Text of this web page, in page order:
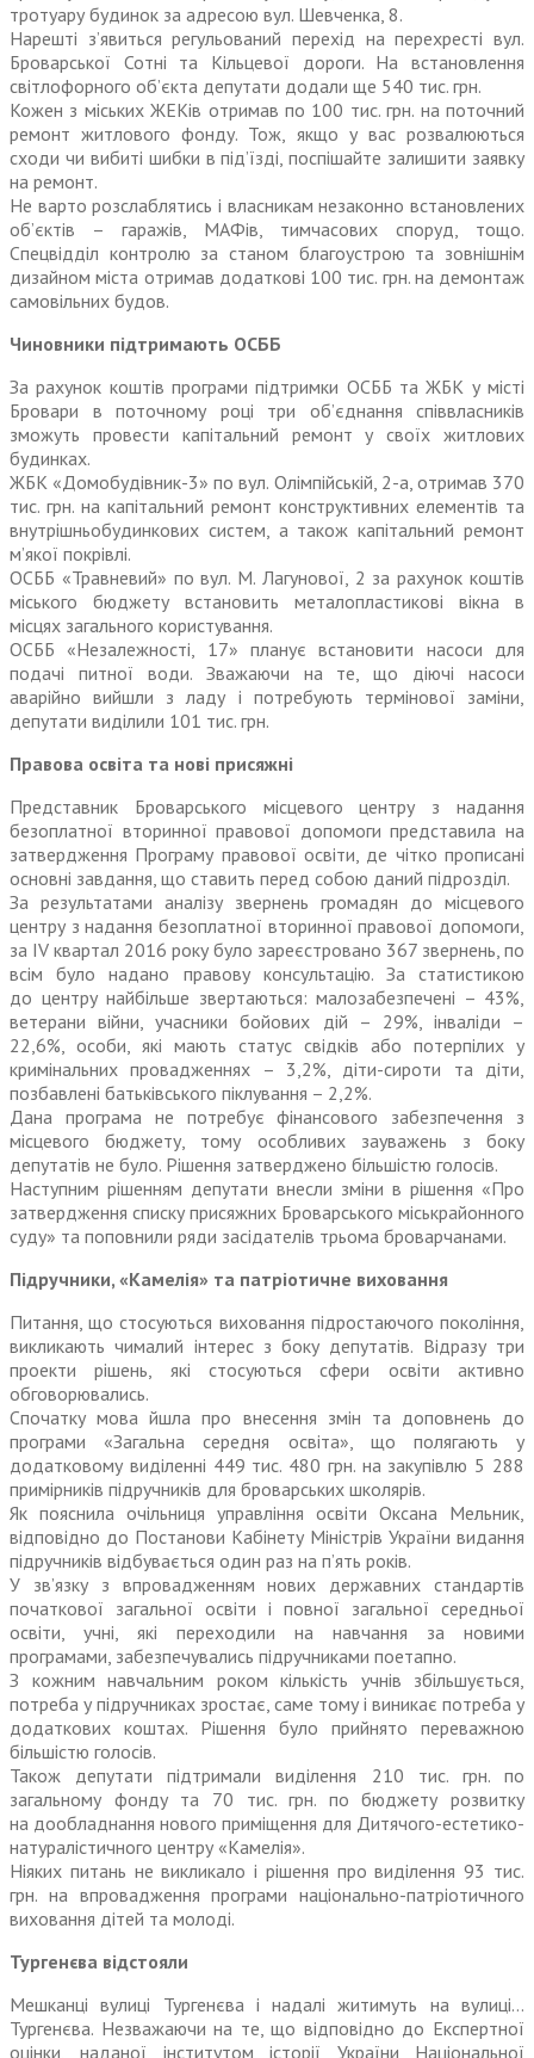
тротуару будинок за адресою вул. Шевченка, 8.
Нарешті з’явиться регульований перехід на перехресті вул.
Броварської Сотні та Кільцевої дороги. На встановлення
світлофорного об’єкта депутати додали ще 540 тис. грн.
Кожен з міських ЖЕКів отримав по 100 тис. грн. на поточний
ремонт житлового фонду. Тож, якщо у вас розвалюються
сходи чи вибиті шибки в під’їзді, поспішайте залишити заявку
на ремонт.
Не варто розслаблятись і власникам незаконно встановлених
об’єктів – гаражів, МАФів, тимчасових споруд, тощо.
Спецвідділ контролю за станом благоустрою та зов­нішнім
дизайном міста отримав додаткові 100 тис. грн. на демонтаж
самовільних будов.
Чиновники підтримають ОСББ
За рахунок коштів програми підтримки ОСББ та ЖБК у місті
Бровари в поточному році три об’єднання співвласників
зможуть провести капітальний ремонт у своїх житлових
будинках.
ЖБК «Домобудівник-3» по вул. Олімпійсь­кій, 2-а, отримав 370
тис. грн. на капітальний ремонт конструктивних елементів та
внутрішньобудинкових систем, а також капітальний ремонт
м’якої покрівлі.
ОСББ «Травневий» по вул. М. Лагунової, 2 за рахунок коштів
міського бюджету встановить металопластикові вікна в
місцях загального користування.
ОСББ «Незалежності, 17» планує встановити насоси для
подачі питної води. Зважаючи на те, що діючі насоси
аварійно вийш­ли з ладу і потребують термінової заміни,
депутати виділили 101 тис. грн.
Правова освіта та нові присяжні
Представник Броварського місцевого центру з надання
безоплатної вторинної правової допомоги представила на
затвердження Програму правової освіти, де чітко прописані
основні завдання, що ставить перед собою даний підрозділ.
За результатами аналізу звернень громадян до місцевого
центру з надання безоплатної вторинної правової допомоги,
за ІV квартал 2016 року було зареєстровано 367 звернень, по
всім було надано правову консультацію. За статистикою
до цент­ру найбільше звертаються: мало­забезпечені – 43%,
ветерани війни, учасники бойових дій – 29%, інваліди –
22,6%, особи, які мають статус свідків або потерпілих у
кримінальних провадженнях – 3,2%, діти-сироти та діти,
позбавлені батьківського піклування – 2,2%.
Дана програма не потребує фінансового забезпечення з
місцевого бюджету, тому особливих зауважень з боку
депутатів не було. Рішення затверджено більшістю голосів.
Наступним рішенням депутати внесли зміни в рішення «Про
затвердження списку присяжних Броварського міськрайонного
суду» та поповнили ряди засідателів трьома броварчанами.
Підручники, «Камелія» та патріотичне виховання
Питання, що стосуються виховання підростаючого покоління,
викликають чималий інтерес з боку депутатів. Відразу три
проекти рішень, які стосуються сфери освіти активно
обговорювались.
Спочатку мова йшла про внесення змін та доповнень до
програми «Загальна середня освіта», що полягають у
додатковому виділенні 449 тис. 480 грн. на закупівлю 5 288
примірників підручників для броварських школярів.
Як пояснила очільниця управління освіти Оксана Мельник,
відповідно до Постанови Кабінету Міністрів України видання
підручників відбувається один раз на п’ять років.
У зв’язку з впровадженням нових державних стандартів
початкової загальної освіти і повної загальної середньої
освіти, учні, які переходили на навчання за новими
програмами, забезпечувались підручниками поетапно.
З кожним навчальним роком кількість учнів збільшується,
потреба у підручниках зростає, саме тому і виникає потреба у
додаткових коштах. Рішення було прийнято переважною
більшістю голосів.
Також депутати підтримали виділення 210 тис. грн. по
загальному фонду та 70 тис. грн. по бюджету розвитку
на дообладнання нового приміщення для Дитячого-естетико-
натуралістичного цент­ру «Камелія».
Ніяких питань не викликало і рішення про виділення 93 тис.
грн. на впровадження програми національно-патріотичного
виховання дітей та молоді.
Тургенєва відстояли
Мешканці вулиці Тургенєва і надалі житимуть на вулиці…
Тургенєва. Незважаючи на те, що відповідно до Експертної
оцінки, наданої інститутом історії України Націо­­нальної